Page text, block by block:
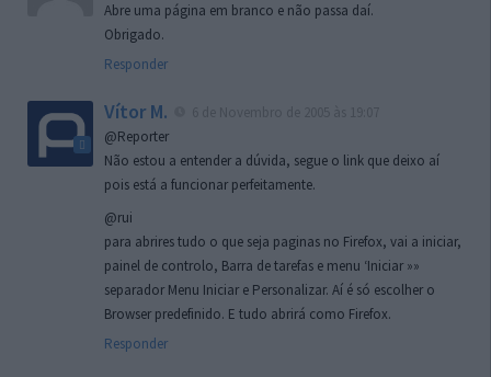
Abre uma página em branco e não passa daí.
Obrigado.
Responder
Vítor M.
@Reporter
Não estou a entender a dúvida, segue o link que deixo aí
pois está a funcionar perfeitamente.
@rui
para abrires tudo o que seja paginas no Firefox, vai a iniciar,
painel de controlo, Barra de tarefas e menu ‘Iniciar »»
separador Menu Iniciar e Personalizar. Aí é só escolher o
Browser predefinido. E tudo abrirá como Firefox.
Responder